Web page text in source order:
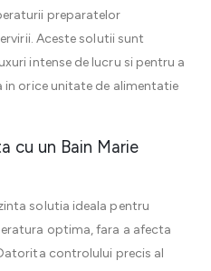
preparatelor
Aceste solutii sunt
intense de lucru si pentru a
orice unitate de alimentatie
cu un Bain Marie
solutia ideala pentru
optima, fara a afecta
controlului precis al